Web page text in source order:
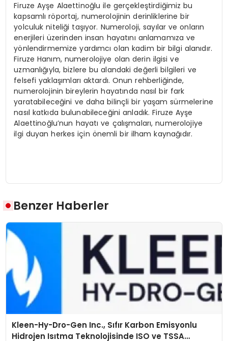
Firuze Ayşe Alaettinoğlu ile gerçekleştirdiğimiz bu
kapsamlı röportaj, numerolojinin derinliklerine bir
yolculuk niteliği taşıyor. Numeroloji, sayılar ve onların
enerjileri üzerinden insan hayatını anlamamıza ve
yönlendirmemize yardımcı olan kadim bir bilgi alanıdır.
Firuze Hanım, numerolojiye olan derin ilgisi ve
uzmanlığıyla, bizlere bu alandaki değerli bilgileri ve
felsefi yaklaşımları aktardı. Onun rehberliğinde,
numerolojinin bireylerin hayatında nasıl bir fark
yaratabileceğini ve daha bilinçli bir yaşam sürmelerine
nasıl katkıda bulunabileceğini anladık. Firuze Ayşe
Alaettinoğlu’nun hayatı ve çalışmaları, numerolojiye
ilgi duyan herkes için önemli bir ilham kaynağıdır.
Benzer Haberler
Kleen-Hy-Dro-Gen Inc., Sıfır Karbon Emisyonlu
Hidrojen Isıtma Teknolojisinde ISO ve TSSA